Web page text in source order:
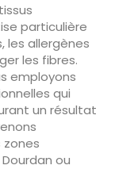
particulière
les allergènes
les fibres.
employons
qui
un résultat
ou